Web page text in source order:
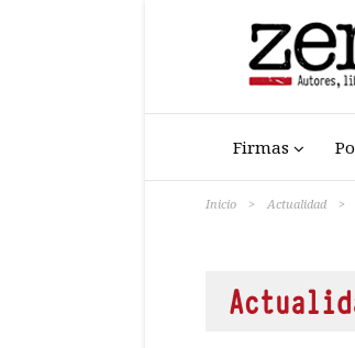
Firmas
Inicio > Actualidad >